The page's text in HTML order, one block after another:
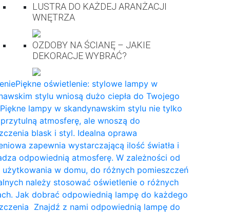
LUSTRA DO KAŻDEJ ARANŻACJI
WNĘTRZA
OZDOBY NA ŚCIANĘ – JAKIE
DEKORACJE WYBRAĆ?
Piękne oświetlenie: stylowe lampy w
stylu wniosą dużo ciepła do Twojego
lampy w skandynawskim stylu nie tylko
atmosferę, ale wnoszą do
blask i styl. Idealna oprawa
zapewnia wystarczającą ilość światła i
odpowiednią atmosferę. W zależności od
użytkowania w domu, do różnych pomieszczeń
należy stosować oświetlenie o różnych
Jak dobrać odpowiednią lampę do każdego
Znajdź z nami odpowiednią lampę do